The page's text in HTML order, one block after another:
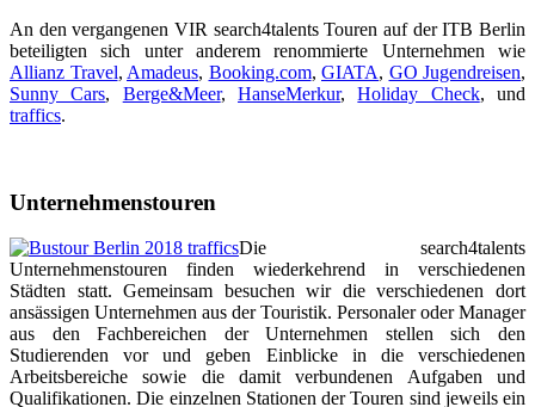
An den vergangenen VIR search4talents Touren auf der ITB Berlin
beteiligten sich unter anderem renommierte Unternehmen wie
Allianz Travel, Amadeus, Booking.com, GIATA, GO Jugendreisen,
Sunny Cars, Berge&Meer,HanseMerkur,Holiday Check, und
traffics.
Unternehmenstouren
Die search4talents
Unternehmenstouren finden wiederkehrend in verschiedenen
Städten statt. Gemeinsam besuchen wir die verschiedenen dort
ansässigen Unternehmen aus der Touristik. Personaler oder Manager
aus den Fachbereichen der Unternehmen stellen sich den
Studierenden vor und geben Einblicke in die verschiedenen
Arbeitsbereiche sowie die damit verbundenen Aufgaben und
Qualifikationen. Die einzelnen Stationen der Touren sind jeweils ein